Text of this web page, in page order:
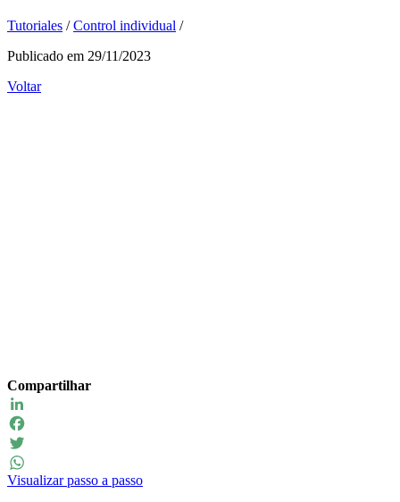
Tutoriales / Control individual /
Publicado em 29/11/2023
Voltar
Compartilhar
LinkedIn
Facebook
Twitter
WhatsApp
Visualizar passo a passo